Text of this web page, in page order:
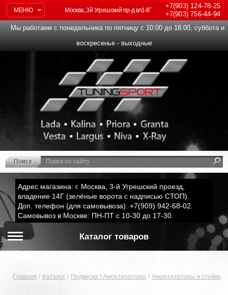
МЕНЮ
+7(903)124-78-25
+7(903)756-44-94
Москва, 3й Угрешский пр-д вл14Г
Мы работаем с понедельника по пятницу с 10:00 до 18:00, суббота и
воскресенье - выходные
Адрес магазина: г. Москва, 3-й Угрешский проезд,
владение 14Г (зелёные ворота с надписью СТОП).
Доп. телефон (для самовывоза): +7(909) 942-68-02.
Самовывоз в Москве: ПН-ПТ с 10-30 до 17-30.
Каталог товаров
Главная Каталог Подвеска | Амортизаторы Амортизаторы и стойки